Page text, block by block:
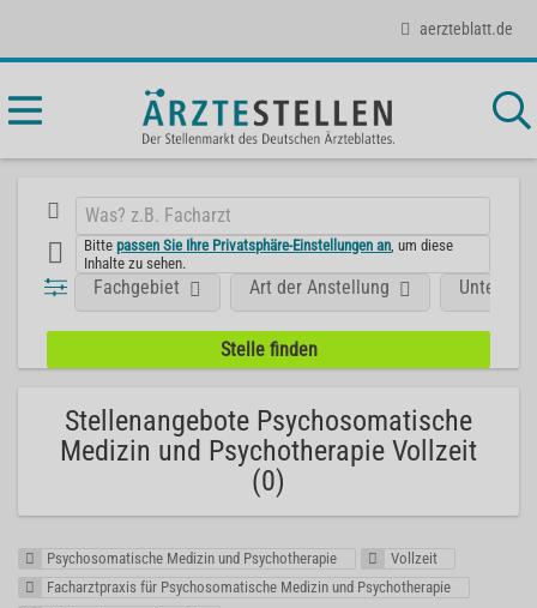
aerzteblatt.de
Bittepassen Sie Ihre Privatsphäre-Einstellungen an , um diese
Inhalte zu sehen.
Fachgebiet Art der Anstellung
Stellenangebote Psychosomatische
Medizin und Psychotherapie Vollzeit
(0)
Psychosomatische Medizin und Psychotherapie
Vollzeit
Facharztpraxis für Psychosomatische Medizin und Psychotherapie